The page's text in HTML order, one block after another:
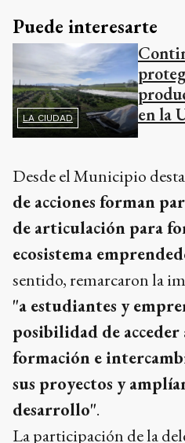
Puede interesarte
LA CIUDAD
en la
Desde el Municipio
de acciones forman
de articulación para
ecosistema
sentido, remarcaron la
"a estudiantes y
posibilidad de acceder
formación e
sus proyectos y
desarrollo".
La participación de la